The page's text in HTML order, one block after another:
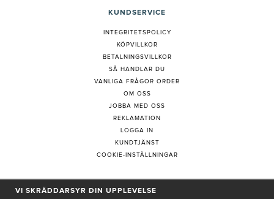
KUNDSERVICE
INTEGRITETSPOLICY
KÖPVILLKOR
BETALNINGSVILLKOR
SÅ HANDLAR DU
VANLIGA FRÅGOR ORDER
OM OSS
JOBBA MED OSS
REKLAMATION
LOGGA IN
KUNDTJÄNST
COOKIE-INSTÄLLNINGAR
PRENUMERERA PÅ NYHETSBREV
VI SKRÄDDARSYR DIN UPPLEVELSE